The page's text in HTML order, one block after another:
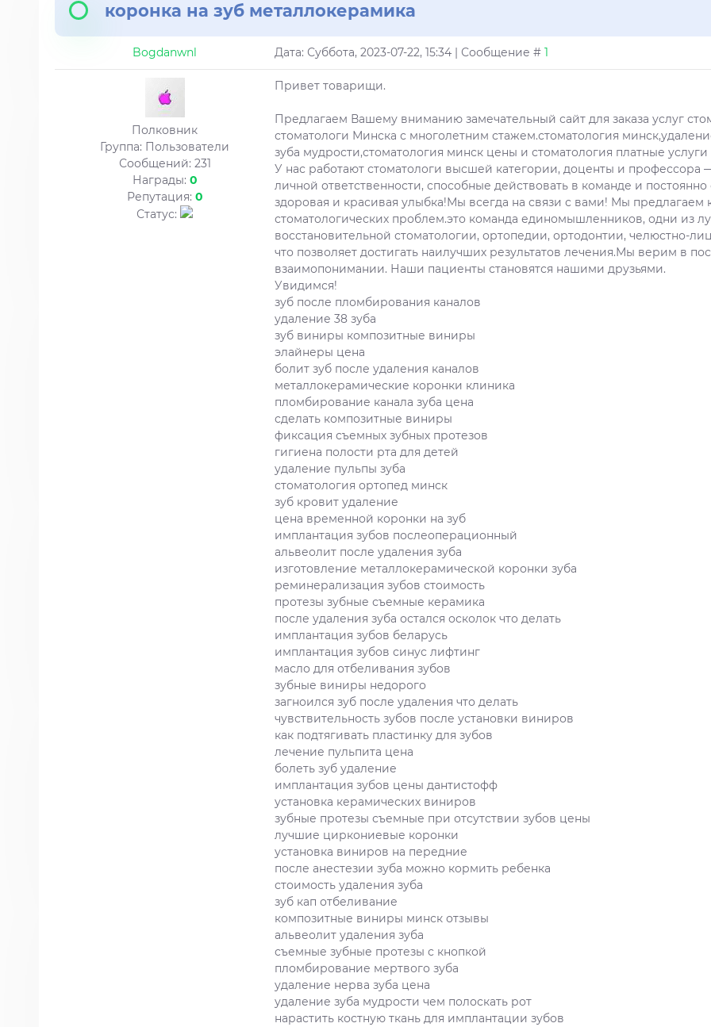
коронка на зуб металлокерамика
Bogdanwnl Дата: Суббота, 2023-07-22, 15:34 | Сообщение # 1
Полковник
Группа: Пользователи
Сообщений: 231
Награды: 0
Репутация: 0
Статус:
Привет товарищи.
Предлагаем Вашему вниманию замечательный сайт для заказа услуг
стоматологи Минска с многолетним стажем.стоматология
зуба мудрости,стоматология минск цены и стоматология платные
У нас работают стоматологи высшей категории, доценты и
личной ответственности, способные действовать в команде и
здоровая и красивая улыбка!Мы всегда на связи с вами! Мы
стоматологических проблем.это команда единомышленников, одни из
восстановительной стоматологии, ортопедии, ортодонтии, челюстно-
что позволяет достигать наилучших результатов лечения.Мы верим в
взаимопонимании. Наши пациенты становятся нашими друзьями.
Увидимся!
зуб после пломбирования каналов
удаление 38 зуба
зуб виниры композитные виниры
элайнеры цена
болит зуб после удаления каналов
металлокерамические коронки клиника
пломбирование канала зуба цена
сделать композитные виниры
фиксация съемных зубных протезов
гигиена полости рта для детей
удаление пульпы зуба
стоматология ортопед минск
зуб кровит удаление
цена временной коронки на зуб
имплантация зубов послеоперационный
альвеолит после удаления зуба
изготовление металлокерамической коронки зуба
реминерализация зубов стоимость
протезы зубные съемные керамика
после удаления зуба остался осколок что делать
имплантация зубов беларусь
имплантация зубов синус лифтинг
масло для отбеливания зубов
зубные виниры недорого
загноился зуб после удаления что делать
чувствительность зубов после установки виниров
как подтягивать пластинку для зубов
лечение пульпита цена
болеть зуб удаление
имплантация зубов цены дантистофф
установка керамических виниров
зубные протезы съемные при отсутствии зубов цены
лучшие циркониевые коронки
установка виниров на передние
после анестезии зуба можно кормить ребенка
стоимость удаления зуба
зуб кап отбеливание
композитные виниры минск отзывы
альвеолит удаления зуба
съемные зубные протезы с кнопкой
пломбирование мертвого зуба
удаление нерва зуба цена
удаление зуба мудрости чем полоскать рот
нарастить костную ткань для имплантации зубов